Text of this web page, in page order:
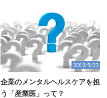
2018/8/23
企業のメンタルヘルスケアを担
う「産業医」って？